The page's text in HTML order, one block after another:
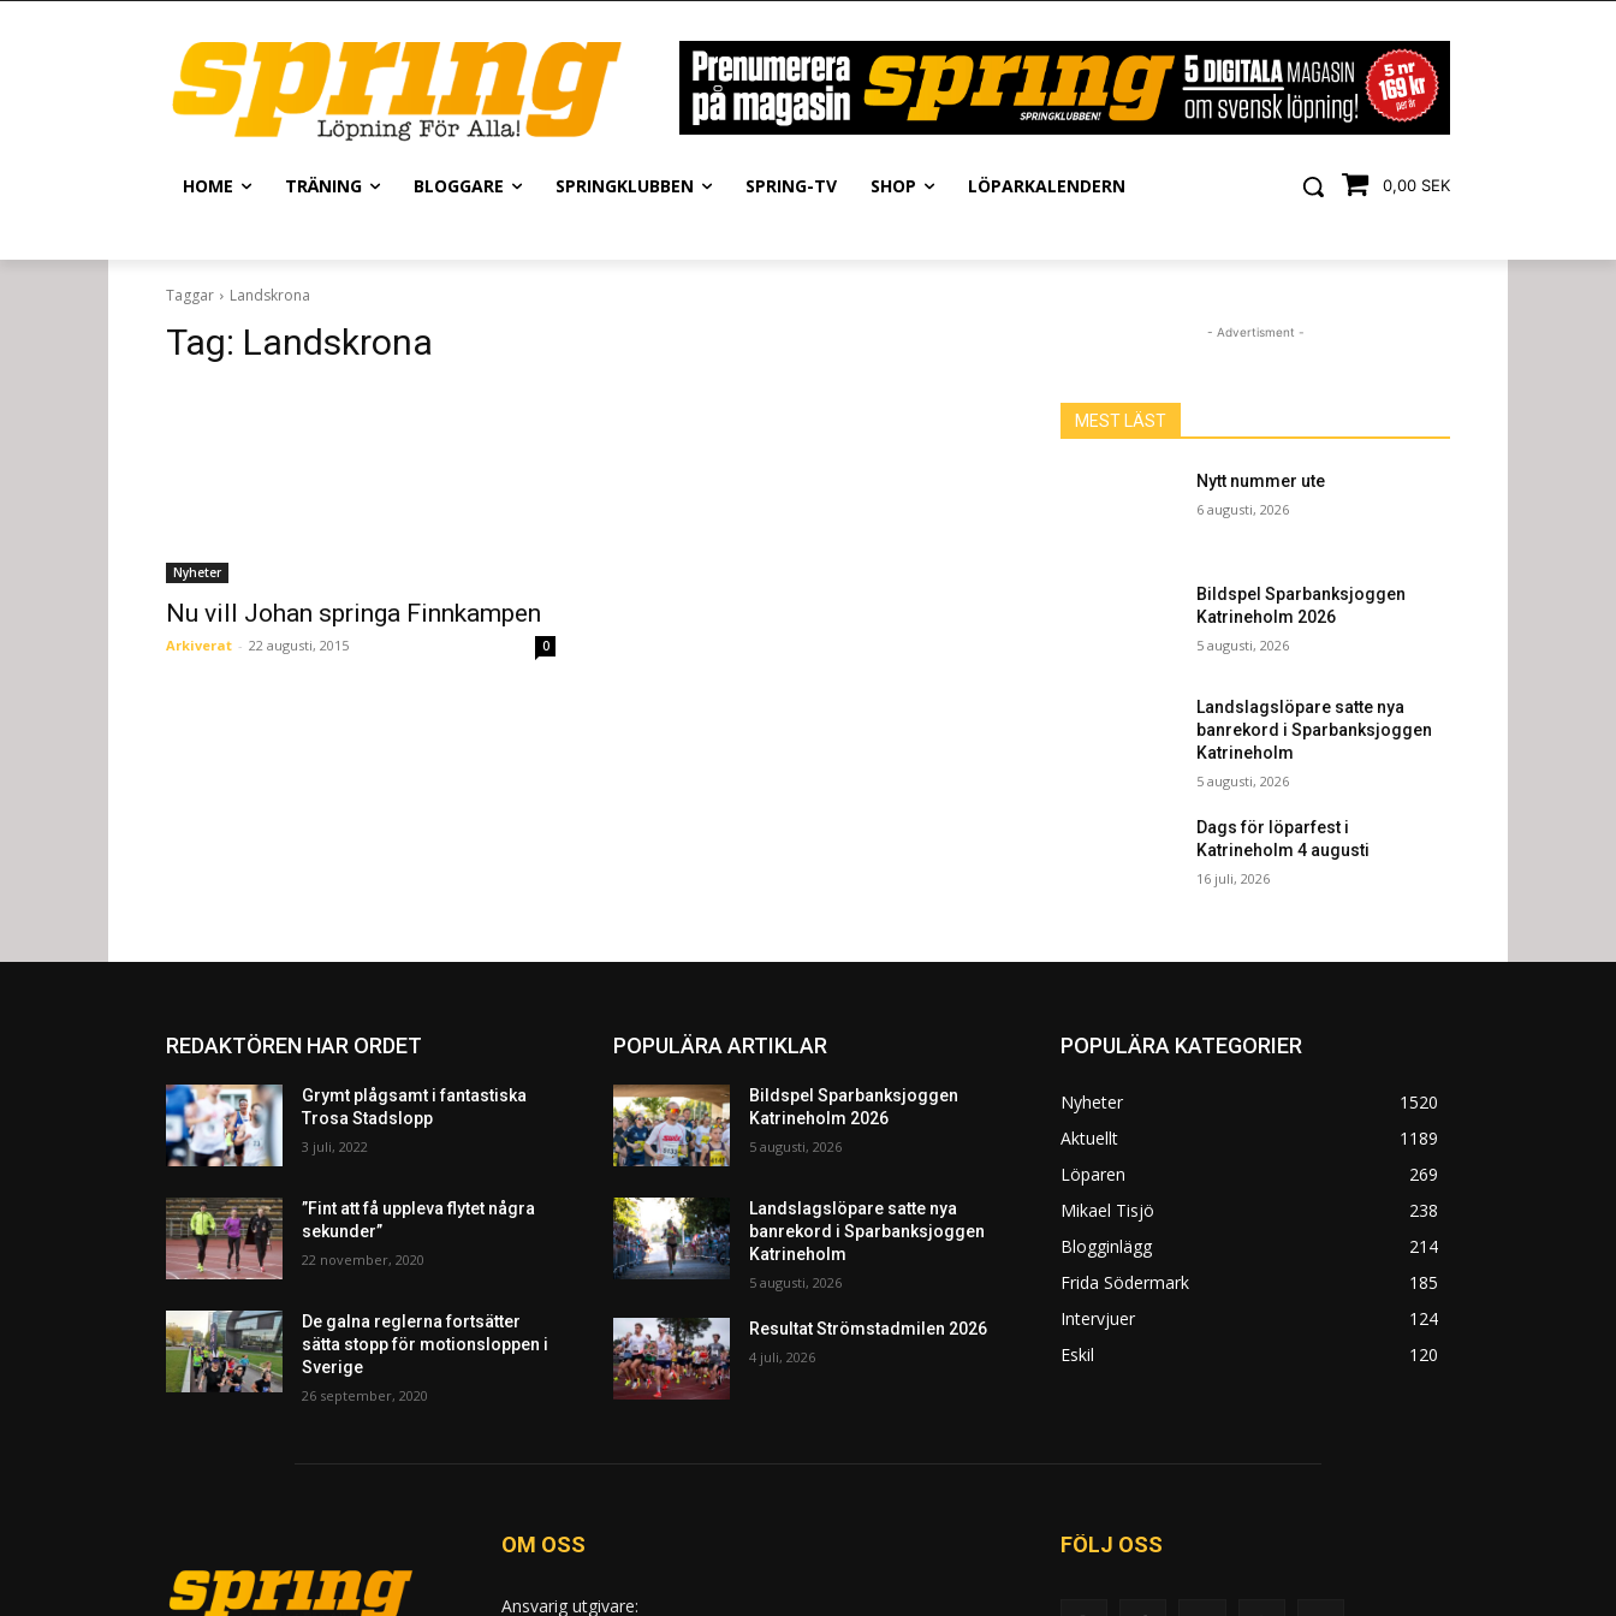
0,00 SEK
HOME TRÄNING BLOGGARE SPRINGKLUBBEN SPRING-TV SHOP LÖPARKALENDERN
Taggar Landskrona
Tag: Landskrona
Nyheter
Nu vill Johan springa Finnkampen
Arkiverat - 22 augusti, 2015 0
- Advertisment -
MEST LÄST
Nytt nummer ute
6 augusti, 2026
Bildspel Sparbanksjoggen
Katrineholm 2026
5 augusti, 2026
Landslagslöpare satte nya
banrekord i Sparbanksjoggen
Katrineholm
5 augusti, 2026
Dags för löparfest i
Katrineholm 4 augusti
16 juli, 2026
REDAKTÖREN HAR ORDET
Grymt plågsamt i fantastiska
Trosa Stadslopp
3 juli, 2022
”Fint att få uppleva flytet några
sekunder”
22 november, 2020
De galna reglerna fortsätter
sätta stopp för motionsloppen i
Sverige
26 september, 2020
POPULÄRA ARTIKLAR
Bildspel Sparbanksjoggen
Katrineholm 2026
5 augusti, 2026
Landslagslöpare satte nya
banrekord i Sparbanksjoggen
Katrineholm
5 augusti, 2026
Resultat Strömstadmilen 2026
4 juli, 2026
POPULÄRA KATEGORIER
Nyheter
1520
Aktuellt
1189
Löparen
269
Mikael Tisjö
238
Blogginlägg
214
Frida Södermark
185
Intervjuer
124
Eskil
120
OM OSS
Ansvarig utgivare:
FÖLJ OSS